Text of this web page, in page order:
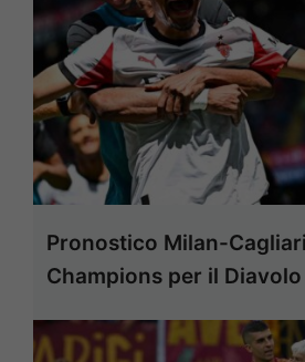
Pronostico Milan-
Champions per il Diavolo